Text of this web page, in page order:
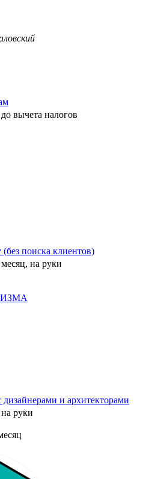
до вычета налогов
поиска клиентов)
месяц, на руки
и архитекторами
на руки